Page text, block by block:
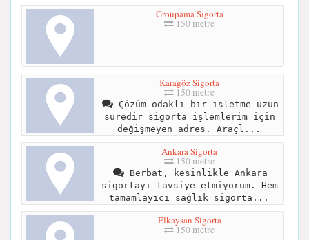
Groupama Sigorta
150 metre
Karagöz Sigorta
150 metre
Çözüm odaklı bir işletme uzun
süredir sigorta işlemlerim için
değişmeyen adres. Araçl...
Ankara Sigorta
150 metre
Berbat, kesinlikle Ankara
sigortayı tavsiye etmiyorum. Hem
tamamlayıcı sağlık sigorta...
Elkaysan Sigorta
150 metre